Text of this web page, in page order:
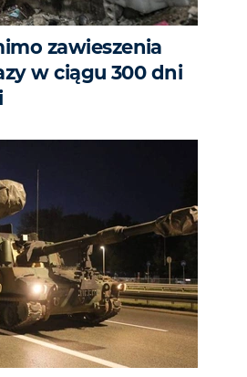
zawieszenia
w ciągu 300 dni